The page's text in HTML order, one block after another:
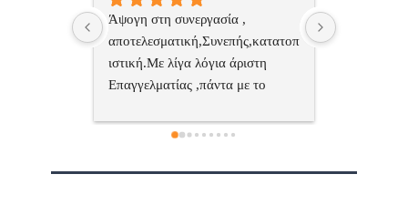
Επαγγελματίας  Άψογη
συνεργασία